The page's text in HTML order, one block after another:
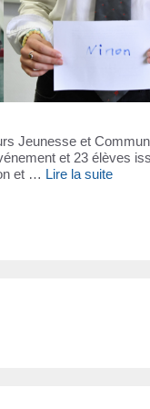
Jeunesse et
et 23 élèves
et … Lire la suite